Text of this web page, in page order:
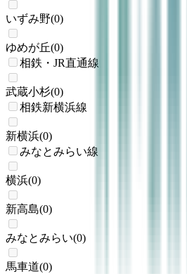
いずみ野(0)
ゆめが丘(0)
相鉄・JR直通線
武蔵小杉(0)
相鉄新横浜線
新横浜(0)
みなとみらい線
横浜(0)
新高島(0)
みなとみらい(0)
馬車道(0)